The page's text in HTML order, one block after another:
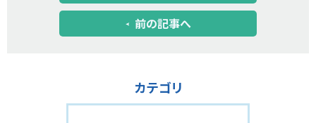
前の記事へ
カテゴリ